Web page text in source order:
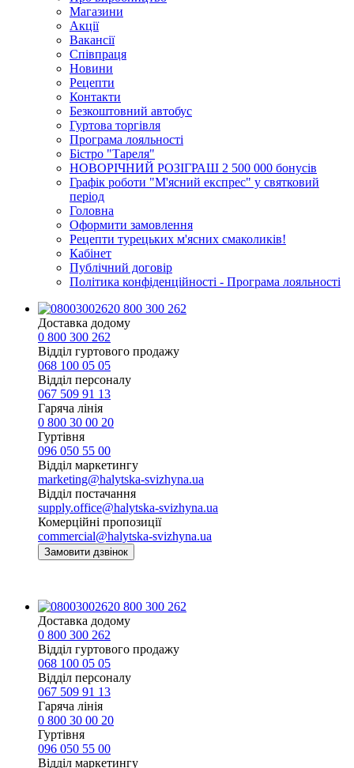
Магазини
Акції
Вакансії
Співпраця
Новини
Рецепти
Контакти
Безкоштовний автобус
Гуртова торгівля
Програма лояльності
Бістро "Тареля"
НОВОРІЧНИЙ РОЗІГРАШ 2 500 000 бонусів
Графік роботи "М'ясний експрес" у святковий
період
Головна
Оформити замовлення
Рецепти турецьких м'ясних смаколиків!
Кабінет
Публічний договір
Політика конфіденційності - Програма лояльності
0 800 300 262
Доставка додому
0 800 300 262
Відділ гуртового продажу
068 100 05 05​
Відділ персоналу
067 509 91 13
Гаряча лінія
0 800 30 00 20
Гуртівня
096 050 55 00
Відділ маркетингу
marketing@halytska-svizhyna.ua
Відділ постачання
supply.office@halytska-svizhyna.ua
Комерційні пропозиції
commercial@halytska-svizhyna.ua
Замовити дзвінок
0 800 300 262
Доставка додому
0 800 300 262
Відділ гуртового продажу
068 100 05 05​
Відділ персоналу
067 509 91 13
Гаряча лінія
0 800 30 00 20
Гуртівня
096 050 55 00
Відділ маркетингу